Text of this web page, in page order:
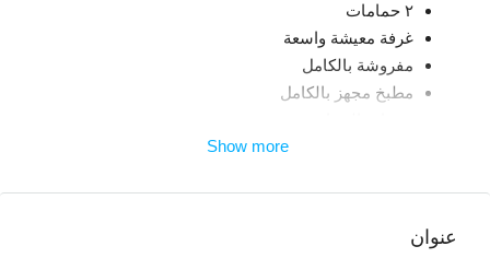
٢ حمامات
غرفة معيشة واسعة
مفروشة بالكامل
مطبخ مجهز بالكامل
Show more
عنوان